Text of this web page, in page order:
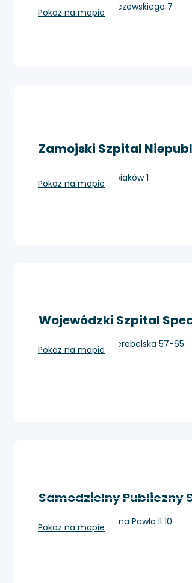
Lublin, ul. dr K. Jaczewskiego 7
Pokaż na mapie
Zamojski Szpital
Zamość, ul. Peowiaków 1
Pokaż na mapie
Wojewódzki Szpital
Biała Podlaska, Terebelska 57-65
Pokaż na mapie
Samodzielny Publiczny
Zamość, Aleje Jana Pawła II 10
Pokaż na mapie